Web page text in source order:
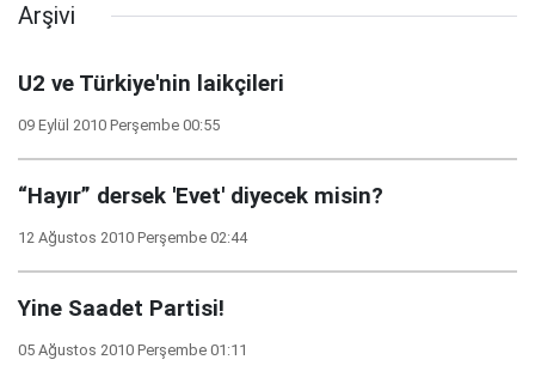
Arşivi
U2 ve Türkiye'nin laikçileri
09 Eylül 2010 Perşembe 00:55
“Hayır” dersek 'Evet' diyecek misin?
12 Ağustos 2010 Perşembe 02:44
Yine Saadet Partisi!
05 Ağustos 2010 Perşembe 01:11